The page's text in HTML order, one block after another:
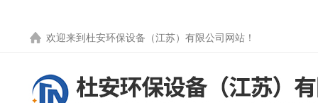
欢迎来到 杜安环保设备（江苏）有限公司网站 ！